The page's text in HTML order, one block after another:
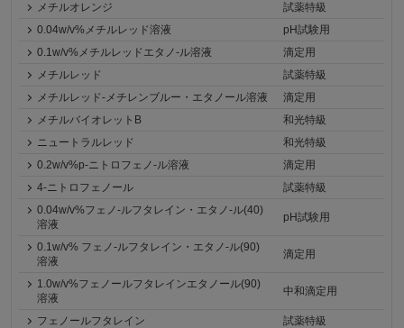
メチルオレンジ
試薬特級
0.04w/v%メチルレッド溶液
pH試験用
0.1w/v%メチルレッドエタノ-ル溶液
滴定用
メチルレッド
試薬特級
メチルレッド-メチレンブルー・エタノール溶液
滴定用
メチルバイオレットB
和光特級
ニュートラルレッド
和光特級
0.2w/v%p-ニトロフェノ-ル溶液
滴定用
4-ニトロフェノール
試薬特級
0.04w/v%フェノ-ルフタレイン・エタノ-ル(40)
溶液
pH試験用
0.1w/v% フェノ-ルフタレイン・エタノ-ル(90)
溶液
滴定用
1.0w/v%フェノールフタレインエタノール(90)
溶液
中和滴定用
フェノールフタレイン
試薬特級